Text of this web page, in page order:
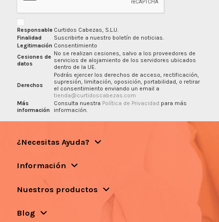
Responsable Curtidos Cabezas, S.L.U.
Finalidad
Suscribirte a nuestro boletín de noticias.
Legitimación Consentimiento
Cesiones de
datos
No se realizan cesiones, salvo a los proveedores de
servicios de alojamiento de los servidores ubicados
dentro de la UE.
Derechos
Podrás ejercer los derechos de acceso, rectificación,
supresión, limitación, oposición, portabilidad, o retirar
el consentimiento enviando un email a
tienda@curtidoscabezas.com
Más
información
Consulta nuestra Política de Privacidad para más
información.
¿Necesitas Ayuda?
Información
Nuestros productos
Blog